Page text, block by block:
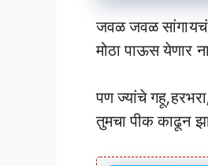
जवळ जवळ सांगायचं
मोठा पाऊस येणार
पण ज्यांचे
तुमचा पीक काढून